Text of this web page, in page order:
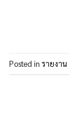
Posted in รายงาน